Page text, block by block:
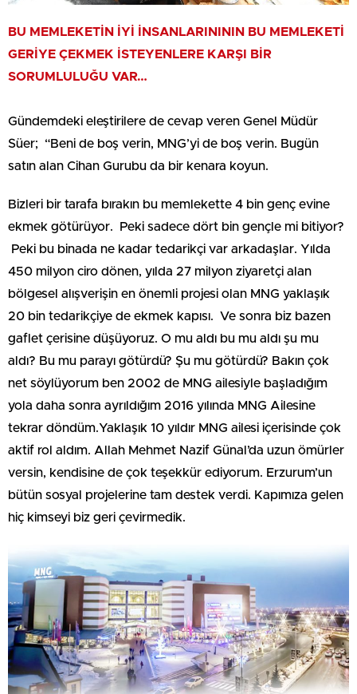
BU MEMLEKETİN İYİ İNSANLARINININ
BU MEMLEKETİ
GERİYE ÇEKMEK İSTEYENLERE KARŞI BİR
SORUMLULUĞU VAR…
Gündemdeki eleştirilere de cevap veren Genel Müdür
Süer; “Beni de boş verin, MNG’yi de boş verin. Bugün
satın alan Cihan Gurubu da bir kenara koyun.
Bizleri bir tarafa bırakın bu memlekette 4 bin genç evine
ekmek götürüyor. Peki sadece dört bin gençle mi bitiyor?
Peki bu binada ne kadar tedarikçi var arkadaşlar. Yılda
450 milyon ciro dönen, yılda 27 milyon ziyaretçi alan
bölgesel alışverişin en önemli projesi olan MNG yaklaşık
20 bin tedarikçiye de ekmek kapısı. Ve sonra biz bazen
gaflet çerisine düşüyoruz. O mu aldı bu mu aldı şu mu
aldı? Bu mu parayı götürdü? Şu mu götürdü? Bakın çok
net söylüyorum ben 2002 de MNG ailesiyle başladığım
yola daha sonra ayrıldığım 2016 yılında MNG Ailesine
tekrar döndüm.Yaklaşık 10 yıldır MNG ailesi içerisinde çok
aktif rol aldım. Allah Mehmet Nazif Günal’da uzun ömürler
versin, kendisine de çok teşekkür ediyorum. Erzurum’un
bütün sosyal projelerine tam destek verdi. Kapımıza gelen
hiç kimseyi biz geri çevirmedik.